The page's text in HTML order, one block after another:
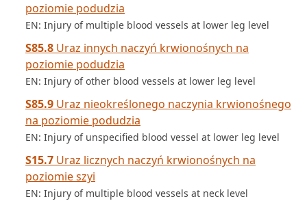
poziomie podudzia
EN: Injury of multiple blood vessels at lower leg level
S85.8 Uraz innych naczyń krwionośnych na
poziomie podudzia
EN: Injury of other blood vessels at lower leg level
S85.9 Uraz nieokreślonego naczynia krwionośnego
na poziomie podudzia
EN: Injury of unspecified blood vessel at lower leg level
S15.7 Uraz licznych naczyń krwionośnych na
poziomie szyi
EN: Injury of multiple blood vessels at neck level